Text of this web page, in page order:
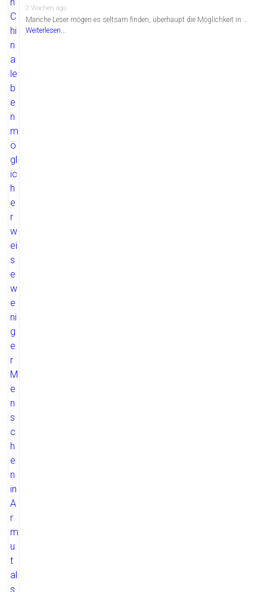
2 Wochen ago
Manche Leser mögen es seltsam finden, überhaupt die Möglichkeit in …
Weiterlesen...